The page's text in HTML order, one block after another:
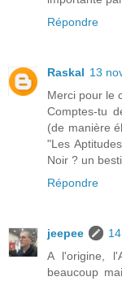
Répondre
Raskal 13
Merci pour le
Comptes-tu
(de manière
"Les
Noir ? un
Répondre
jeepee
A l'origine,
beaucoup